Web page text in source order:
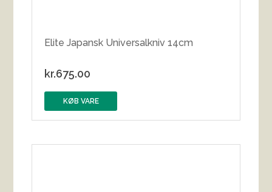
Elite Japansk Universalkniv 14cm
kr.675.00
KØB VARE